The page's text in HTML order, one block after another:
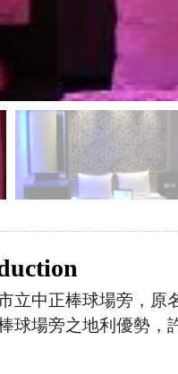
立中正棒球場旁，
球場旁之地利優勢